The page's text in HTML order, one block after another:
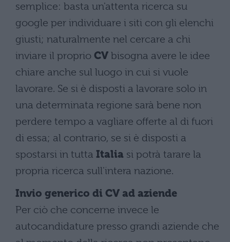
semplice: basta un'attenta ricerca su
google per individuare i siti con gli elenchi
giusti; naturalmente nel cercare a chi
inviare il proprio CV bisogna avere le idee
chiare anche sul luogo in cui si vuole
lavorare. Se si è disposti a lavorare solo in
una determinata regione sarà bene non
perdere tempo a vagliare offerte al di fuori
di essa; al contrario, se si è disposti a
spostarsi in tutta Italia si potrà tarare la
propria ricerca sull'intera nazione.
Invio generico di CV ad aziende
Per ciò che concerne invece le
autocandidature presso grandi aziende che